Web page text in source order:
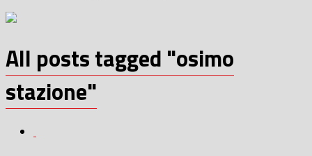
All posts tagged "osimo
stazione"